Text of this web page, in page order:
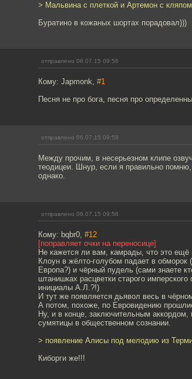
> Мальвина с плеткой и Артемон с
Буратино в кожаных шортах порадовал)))
отправлено 06.07.15 09:56
Кому: Japmonk, #1
Песня не про бога, песня про
отправлено 06.07.15 09:58
Между прочим, в несерьезном клипе
теодицеи. Шнур, если я правильно
однако.
отправлено 06.07.15 09:58
Кому: bqbr0, #12
[поправляет очки на переносице]
Не кажется ли вам, камрады, что это
Клоун в жёлто-голубом падает в обморок
Европа?) и чёрный пудель (сами знаете
штанишках расцветки старого
инициалы А.Л.?!)
И тут же появляется дьявол весь в
А потом, похоже, по Евровидению
Ну, и в конце, заключительным аккордом,
сумятицы в общественном сознании.
> появление Алисы под мелодию из
Киборги же!!!